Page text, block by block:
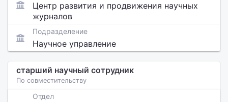
Центр развития и продвижения научных
журналов
Подразделение
Научное управление
старший научный сотрудник
По совместительству
Отдел